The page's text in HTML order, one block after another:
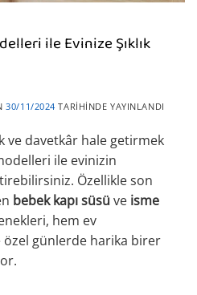
ile Evinize Şıklık
30/11/2024 TARIHINDE YAYINLANDI
ve davetkâr hale getirmek
ile evinizin
Özellikle son
bebek kapı süsü ve isme
hem ev
günlerde harika birer